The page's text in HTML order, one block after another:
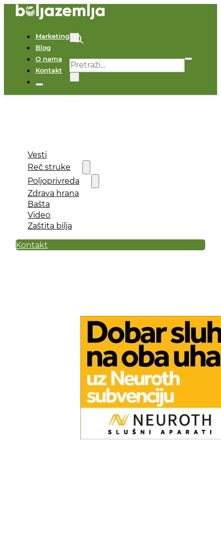
Marketing
Blog
O nama
Kontakt
Pretraga
Vesti
Reč struke
Poljoprivreda
Zdrava hrana
Bašta
Video
Zaštita bilja
Kontakt